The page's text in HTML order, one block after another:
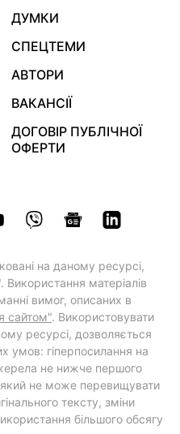
ДУМКИ
СПЕЦТЕМИ
АВТОРИ
ВАКАНСІЇ
ДОГОВІР ПУБЛІЧНОЇ
ОФЕРТИ
на даному ресурсі,
матеріалів
вимог, описаних в
сайтом". Використовувати
ресурсі, дозволяється
умов: гіперпосилання на
не нижче першого
не може перевищувати
тексту, зміни
більшого обсягу